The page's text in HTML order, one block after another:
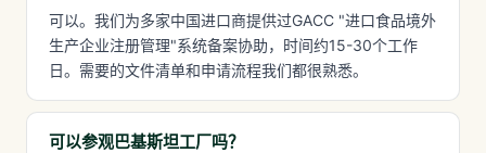
可以。我们为多家中国进口商提供过GACC "进口食品境外
生产企业注册管理"系统备案协助，时间约15-30个工作
日。需要的文件清单和申请流程我们都很熟悉。
可以参观巴基斯坦工厂吗？